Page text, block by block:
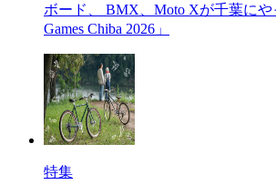
ボード、 BMX、Moto Xが千葉に
Games Chiba 2026」
特集